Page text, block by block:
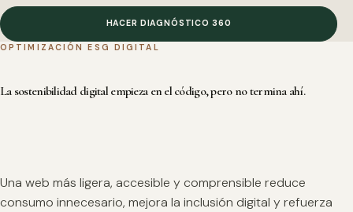
HACER DIAGNÓSTICO 360
OPTIMIZACIÓN ESG DIGITAL
La sostenibilidad digital empieza en el código, pero no termina ahí.
Una web más ligera, accesible y comprensible reduce
consumo innecesario, mejora la inclusión digital y refuerza